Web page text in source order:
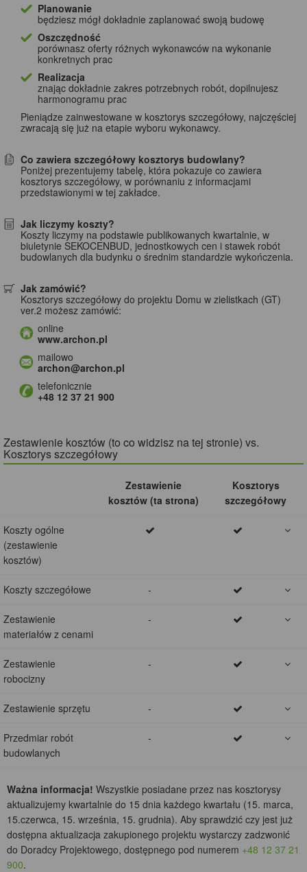
Planowanie
będziesz mógł dokładnie zaplanować swoją budowę
Oszczędność
porównasz oferty różnych wykonawców na wykonanie
konkretnych prac
Realizacja
znając dokładnie zakres potrzebnych robót, dopilnujesz
harmonogramu prac
Pieniądze zainwestowane w kosztorys szczegółowy, najczęściej
zwracają się już na etapie wyboru wykonawcy.
Co zawiera szczegółowy kosztorys budowlany?
Poniżej prezentujemy tabelę, która pokazuje co zawiera
kosztorys szczegółowy, w porównaniu z informacjami
przedstawionymi w tej zakładce.
Jak liczymy koszty?
Koszty liczymy na podstawie publikowanych kwartalnie, w
biuletynie SEKOCENBUD, jednostkowych cen i stawek robót
budowlanych dla budynku o średnim standardzie wykończenia.
Jak zamówić?
Kosztorys szczegółowy do projektu Domu w zielistkach (GT)
ver.2 możesz zamówić:
online
www.archon.pl
mailowo
archon@archon.pl
telefonicznie
+48 12 37 21 900
Zestawienie kosztów (to co widzisz na tej stronie) vs.
Kosztorys szczegółowy
Zestawienie
kosztów (ta strona)
Kosztorys
szczegółowy
Koszty ogólne
(zestawienie
kosztów)
Koszty szczegółowe -
Zestawienie
materiałów z cenami
-
Zestawienie
robocizny
-
Zestawienie sprzętu -
Przedmiar robót
budowlanych
-
Ważna informacja! Wszystkie posiadane przez nas kosztorysy
aktualizujemy kwartalnie do 15 dnia każdego kwartału (15. marca,
15.czerwca, 15. września, 15. grudnia). Aby sprawdzić czy jest już
dostępna aktualizacja zakupionego projektu wystarczy zadzwonić
do Doradcy Projektowego, dostępnego pod numerem +48 12 37 21
900.